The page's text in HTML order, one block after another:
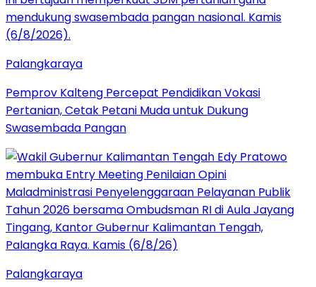
Palangkaraya
Pemprov Kalteng Percepat Pendidikan Vokasi
Pertanian, Cetak Petani Muda untuk Dukung
Swasembada Pangan
Palangkaraya